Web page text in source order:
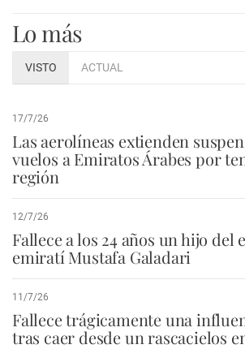
Lo más
VISTO ACTUAL
17/7/26
Las aerolíneas extienden
vuelos a Emiratos Árabes por
región
12/7/26
Fallece a los 24 años un hijo del
emiratí Mustafa Galadari
11/7/26
Fallece trágicamente una
tras caer desde un rascacielos